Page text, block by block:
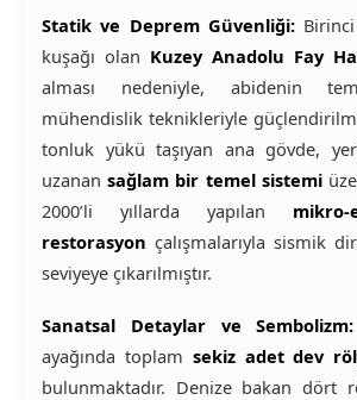
Statik ve Deprem Güvenliği:
kuşağı olan Kuzey Anadolu Fay
alması nedeniyle, abidenin
mühendislik teknikleriyle
tonluk yükü taşıyan ana gövde,
uzanansağlam bir temel sistemi
2000’li yıllarda yapılan
restorasyon çalışmalarıyla sismik
seviyeye çıkarılmıştır.
Sanatsal Detaylar ve Sembolizm:
ayağında toplam sekiz adet dev
bulunmaktadır. Denize bakan dört